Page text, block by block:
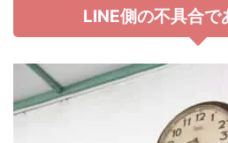
LINE側の不具合で